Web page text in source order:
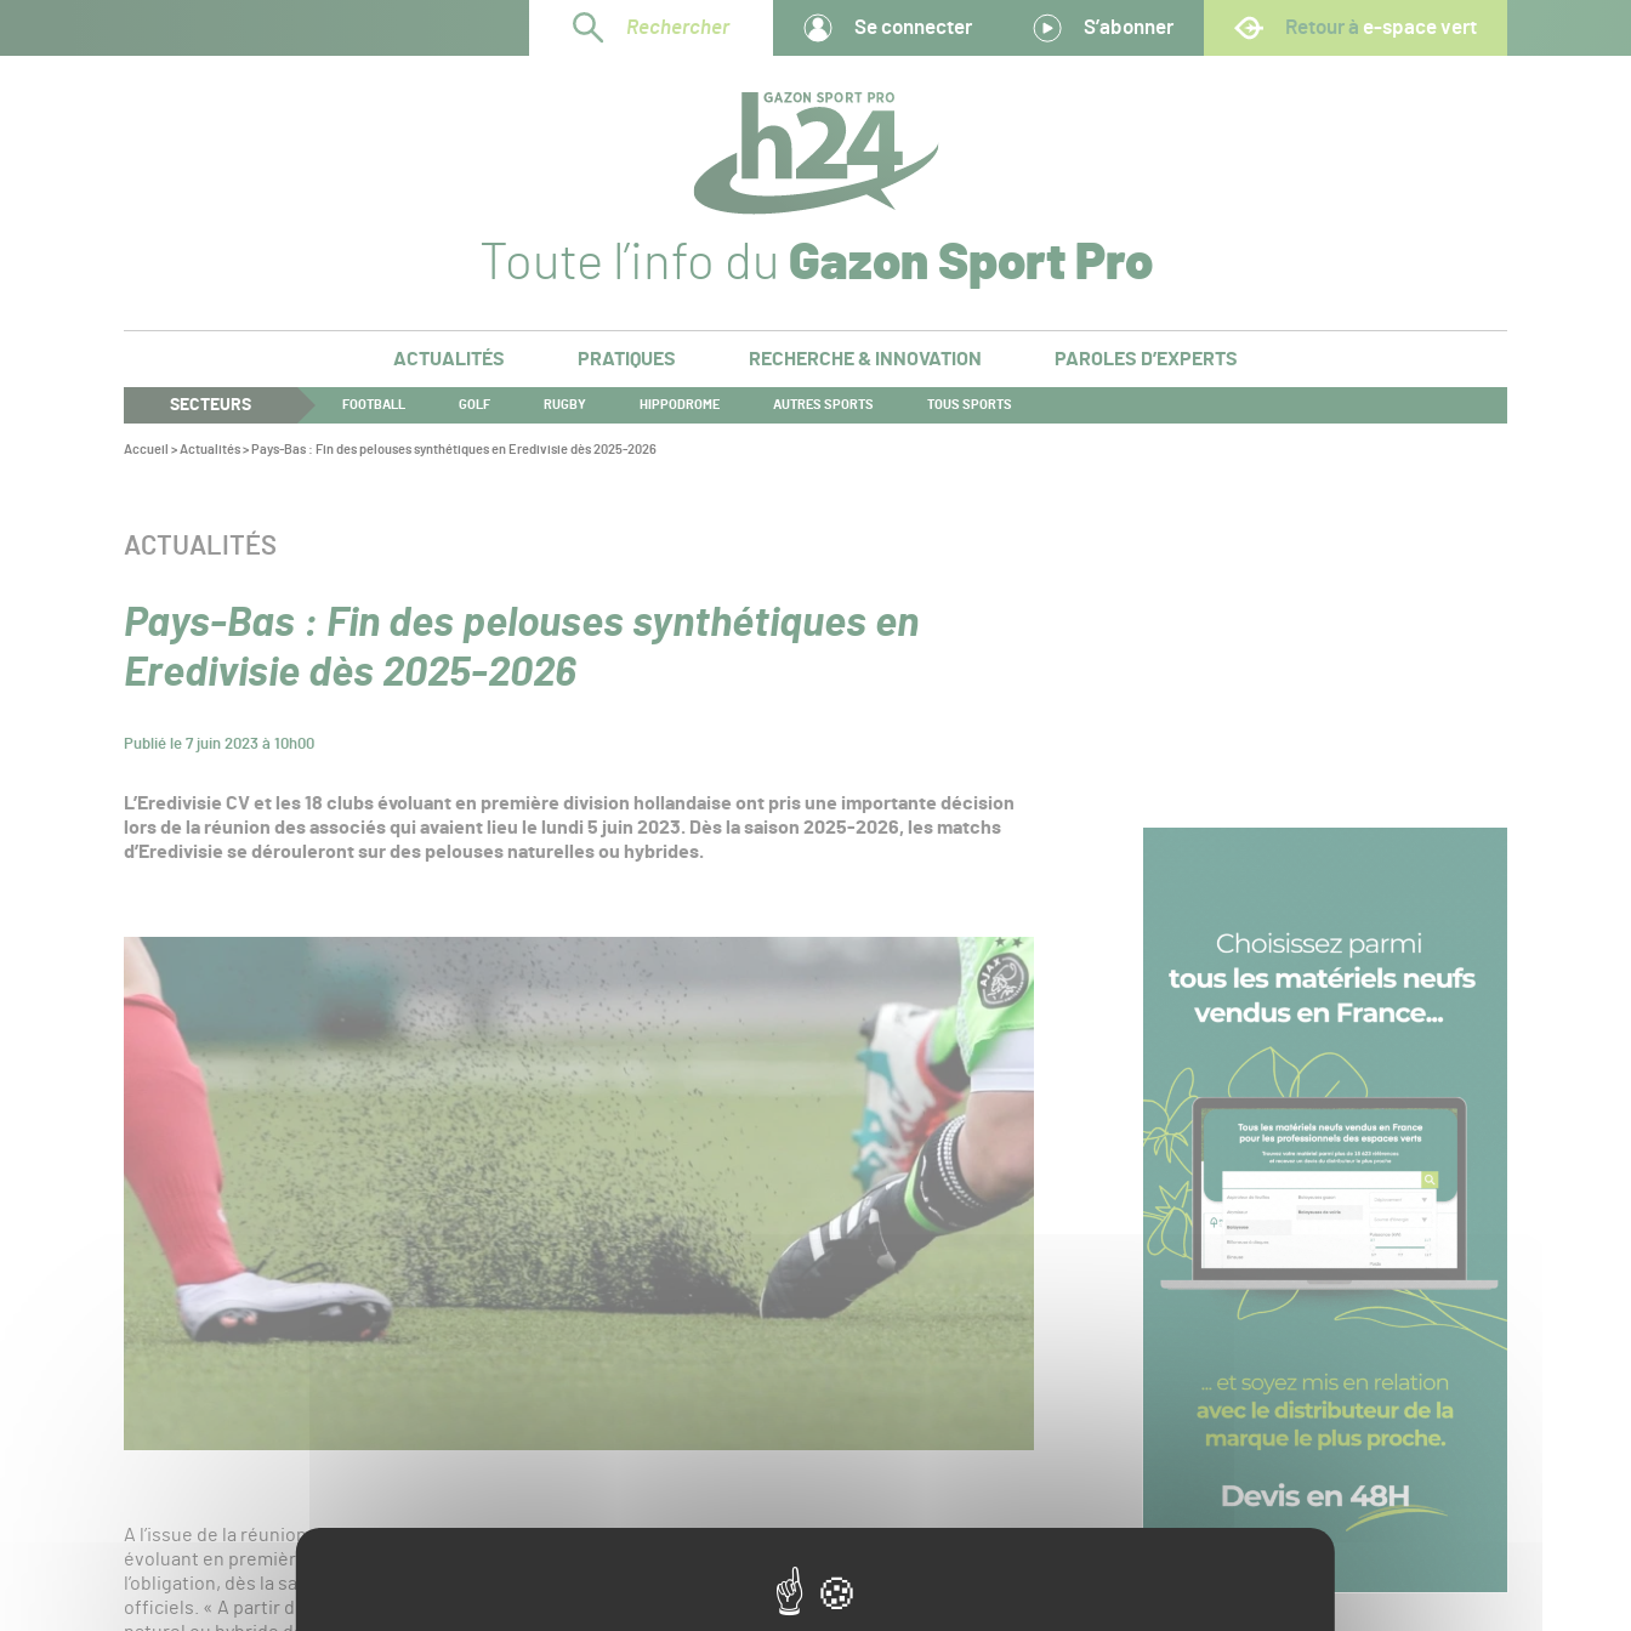
Rechercher Se connecter S’abonner Retour à e-space vert
Toute l’info du Gazon Sport Pro
ACTUALITÉS PRATIQUES RECHERCHE & INNOVATION PAROLES D’EXPERTS
SECTEURS FOOTBALL GOLF RUGBY HIPPODROME AUTRES SPORTS TOUS SPORTS
Vous
Accueil >Actualités> Pays-Bas : Fin des pelouses synthétiques en Eredivisie dès 2025-2026
Pays-Bas : Fin des pelouses synthétiques en
Eredivisie dès 2025-2026
Publié le 7 juin 2023 à 10h00
CATÉGORIE :
ACTUALITÉS
L’Eredivisie CV et les 18 clubs évoluant en première division hollandaise ont pris une importante décision
lors de la réunion des associés qui avaient lieu le lundi 5 juin 2023. Dès la saison 2025-2026, les matchs
d’Eredivisie se dérouleront sur des pelouses naturelles ou hybrides.
A l’issue de la réunion des associés d’Eredivisie qui se tenait le 5 juin 2023, l’Eredivisie CV et les 18 clubs
évoluant en première division ont pris d’importantes décisions. Parmi elles on retrouve notamment
l’obligation, dès la saison 2025-2026, d’évoluer sur des pelouses naturelles ou hybrides lors des matchs
officiels. « A partir de la saison 2025-2026, tous les clubs de première division doivent jouer sur du gazon